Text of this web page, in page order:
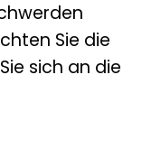
Sie die
sich an die